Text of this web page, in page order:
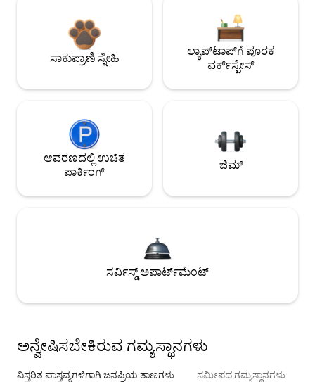
ಸಾಕುಪ್ರಾಣಿ ಸ್ನೇಹಿ
ಲ್ಯಾಪ್‌ಟಾಪ್‌ಗೆ ಪೂರಕ
ವರ್ಕ್‌ಸ್ಪೇಸ್
ಆವರಣದಲ್ಲಿ ಉಚಿತ
ಪಾರ್ಕಿಂಗ್
ಜಿಮ್
ಸರ್ವಿಸ್ಡ್ ಅಪಾರ್ಟ್‌ಮೆಂಟ್
ಅನ್ವೇಷಿಸಬೇಕಿರುವ ಗಮ್ಯಸ್ಥಾನಗಳು
ವಿಸ್ತರಿತ ವಾಸ್ತವ್ಯಗಳಿಗಾಗಿ ಜನಪ್ರಿಯ ತಾಣಗಳು ಸಮೀಪದ ಗಮ್ಯಸ್ಥಾನಗಳು